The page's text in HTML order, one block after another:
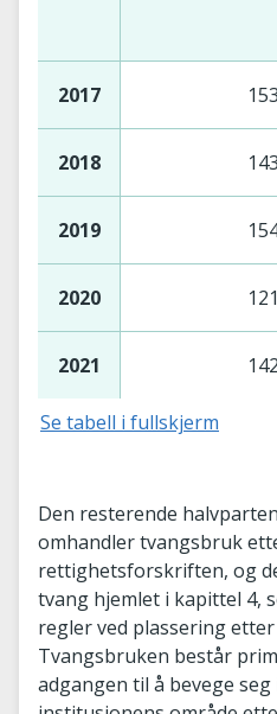
2017
2018
2019
2020
2021
Se tabell i fullskjerm
Den resterende
omhandler tvangsbruk
rettighetsforskriften, og
tvang hjemlet i kapittel 4,
regler ved plassering etter
Tvangsbruken består
adgangen til å bevege